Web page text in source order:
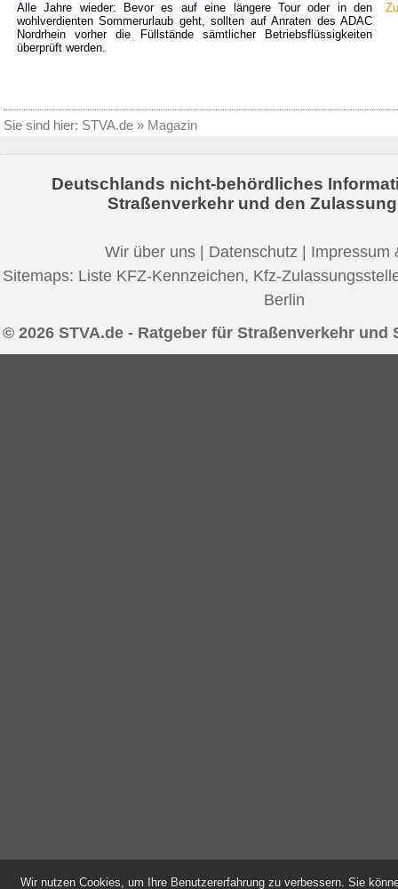
Wir nutzen Cookies, um Ihre Benutzererfahrung zu verbessern. Sie
Alle Jahre wieder: Bevor es auf eine längere Tour oder in den
wohlverdienten Sommerurlaub geht, sollten auf Anraten des ADAC
Nordrhein vorher die Füllstände sämtlicher Betriebsflüssigkeiten
überprüft werden.
Sie sind hier: STVA.de » Magazin
Deutschlands nicht-behördliches
Straßenverkehr und den
Wir über uns | Datenschutz | Impressum
Sitemaps: Liste KFZ-Kennzeichen, Kfz-
Berlin
© 2026 STVA.de - Ratgeber für Straßenverkehr und